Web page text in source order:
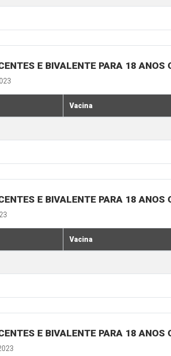
E BIVALENTE PARA 18
Vacina
E BIVALENTE PARA 18
Vacina
E BIVALENTE PARA 18